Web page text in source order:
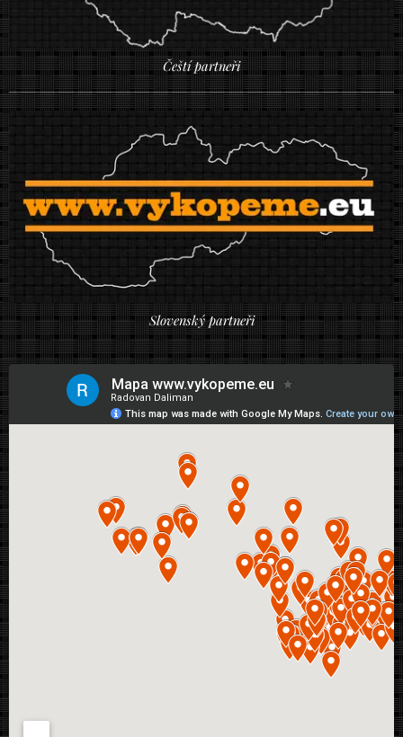
Čeští partneři
Slovenský partneři